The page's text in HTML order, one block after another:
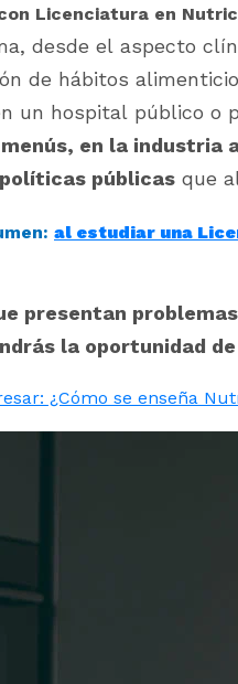
Licenciatura en
desde el aspecto
de hábitos
un hospital público o
en la
públicasque
al estudiar una
presentan
la oportunidad
¿Cómo se enseña